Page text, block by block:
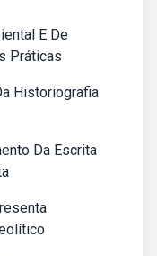
E De
Práticas
Historiografia
Da Escrita